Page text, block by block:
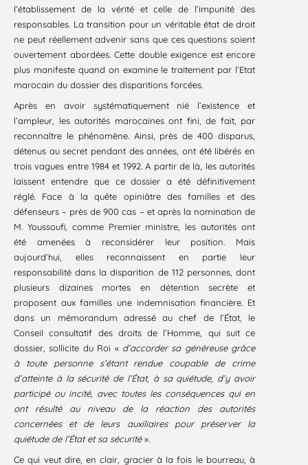
l’établissement de la vérité et celle de l’impunité des
responsables. La transition pour un véritable état de droit
ne peut réellement advenir sans que ces questions soient
ouvertement abordées. Cette double exigence est encore
plus manifeste quand on examine le traitement par l’Etat
marocain du dossier des disparitions forcées.
Après en avoir systématiquement nié l’existence et
l’ampleur, les autorités marocaines ont fini, de fait, par
reconnaître le phénomène. Ainsi, près de 400 disparus,
détenus au secret pendant des années, ont été libérés en
trois vagues entre 1984 et 1992. A partir de là, les autorités
laissent entendre que ce dossier a été définitivement
réglé. Face à la quête opiniâtre des familles et des
défenseurs – près de 900 cas – et après la nomination de
M. Youssoufi, comme Premier ministre, les autorités ont
été amenées à reconsidérer leur position. Mais
aujourd’hui, elles reconnaissent en partie leur
responsabilité dans la disparition de 112 personnes, dont
plusieurs dizaines mortes en détention secrète et
proposent aux familles une indemnisation financière. Et
dans un mémorandum adressé au chef de l’État, le
Conseil consultatif des droits de l’Homme, qui suit ce
dossier, sollicite du Roi «d’accorder sa généreuse grâce
à toute personne s’étant rendue coupable de crime
d’atteinte à la sécurité de l’État, à sa quiétude, d’y avoir
participé ou incité, avec toutes les conséquences qui en
ont résulté au niveau de la réaction des autorités
concernées et de leurs auxiliaires pour préserver la
quiétude de l’État et sa sécurité».
Ce qui veut dire, en clair, gracier à la fois le bourreau, à